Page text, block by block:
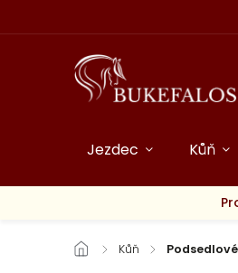
Jezdec Kůň
/ Kůň /